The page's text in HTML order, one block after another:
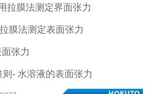
拉膜法测定界面张力
膜法测定表面张力
张力
- 水溶液的表面张力